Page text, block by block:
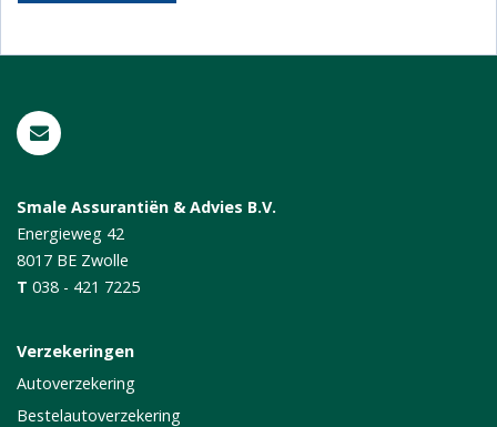
Smale Assurantiën & Advies B.V.
Energieweg 42
8017 BE Zwolle
T 038 - 421 7225
Verzekeringen
Autoverzekering
Bestelautoverzekering